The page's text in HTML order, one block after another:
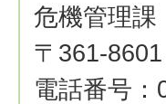
危機管理課
〒361-
電話番号：